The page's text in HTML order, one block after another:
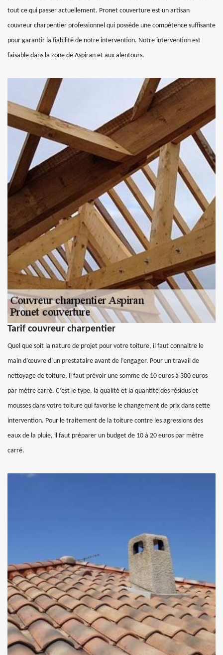
tout ce qui passer actuellement. Pronet couverture est un artisan
couvreur charpentier professionnel qui possède une compétence suffisante
pour garantir la fiabilité de notre intervention. Notre intervention est
faisable dans la zone de Aspiran et aux alentours.
Tarif couvreur charpentier
Quel que soit la nature de projet pour votre toiture, il faut connaitre le
main d’œuvre d’un prestataire avant de l’engager. Pour un travail de
nettoyage de toiture, il faut prévoir une somme de 10 euros à 300 euros
par mètre carré. C’est le type, la qualité et la quantité des résidus et
mousses dans votre toiture qui favorise le changement de prix dans cette
intervention. Pour le traitement de la toiture contre les agressions des
eaux de la pluie, il faut préparer un budget de 10 à 20 euros par mètre
carré.